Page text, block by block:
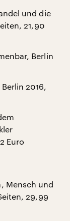
und die
21,90
Berlin
2016,
Euro
Mensch und
29,99